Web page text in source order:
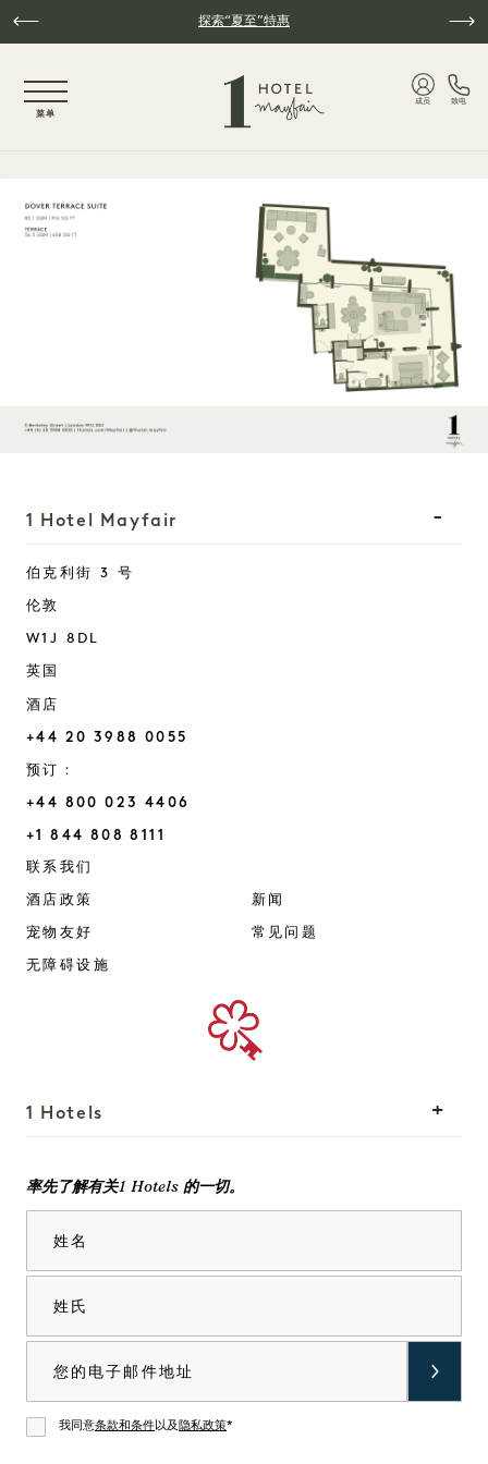
跳至主要内容 探索“夏至”特惠
菜单
成员 致电
1 Hotel Mayfair
伯克利街 3 号
伦敦
W1J 8DL
英国
酒店
+44 20 3988 0055
预订：
+44 800 023 4406
+1 844 808 8111
联系我们
酒店政策
宠物友好
无障碍设施
新闻
常见问题
1 Hotels
我们的故事
可持续性
新闻
率先了解有关1 Hotels 的一切。
同意
我同意条款和条件以及 隐私政策*